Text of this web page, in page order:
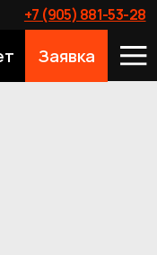
Заявка
(905) 881-53-28